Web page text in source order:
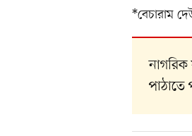
*বেচারাম
পাঠাতে